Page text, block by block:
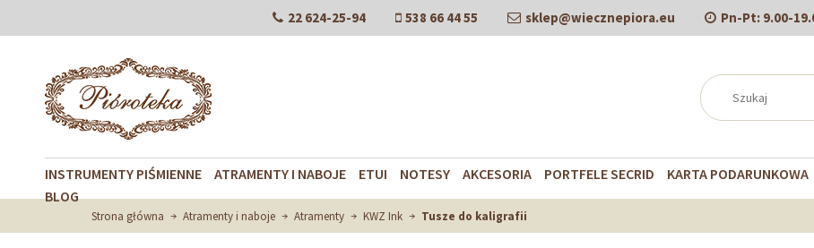
22 624-25-94 538 66 44 55 sklep@wiecznepiora.eu Pn-Pt: 9.00-
INSTRUMENTY PIŚMIENNE ATRAMENTY I NABOJE ETUI NOTESY AKCESORIA PORTFELE SECRID KARTA PODARUNKOWA
BLOG
Strona główna Atramenty i naboje Atramenty KWZ Ink Tusze do kaligrafii